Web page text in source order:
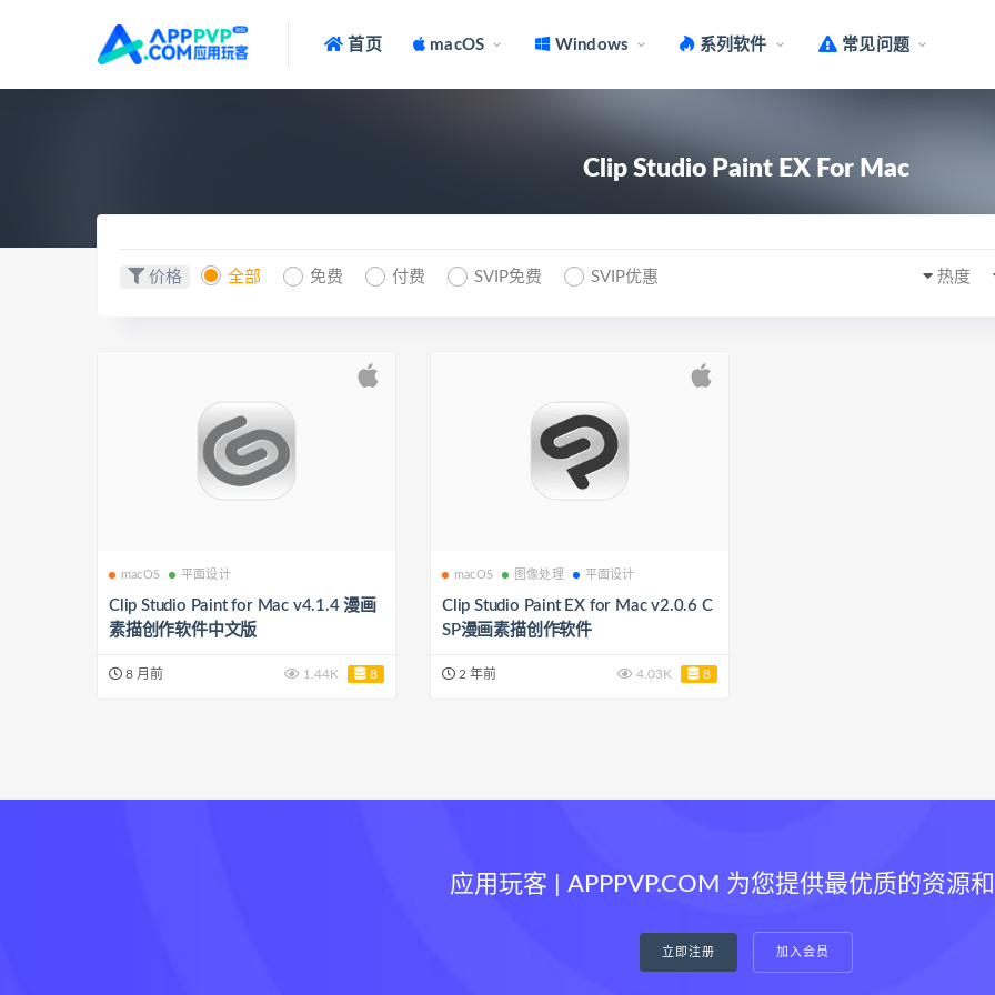
首页 macOS Windows 系列软件 常见问题
Clip Studio Paint EX For Mac
价格 全部 免费 付费 SVIP免费 SVIP优惠 热度
macOS 平面设计
Clip Studio Paint for Mac v4.1.4 漫画
素描创作软件中文版
8 月前 1.44K 8
macOS 图像处理 平面设计
Clip Studio Paint EX for Mac v2.0.6 C
SP漫画素描创作软件
2 年前 4.03K 8
应用玩客 | APPPVP.COM 为您提供最优质的资源
立即注册 加入会员